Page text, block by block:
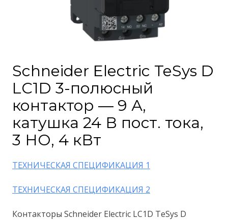
Schneider Electric TeSys D
LC1D 3-полюсный
контактор — 9 А,
катушка 24 В пост. тока,
3 НО, 4 кВт
ТЕХНИЧЕСКАЯ СПЕЦИФИКАЦИЯ 1
ТЕХНИЧЕСКАЯ СПЕЦИФИКАЦИЯ 2
Контакторы Schneider Electric LC1D TeSys D